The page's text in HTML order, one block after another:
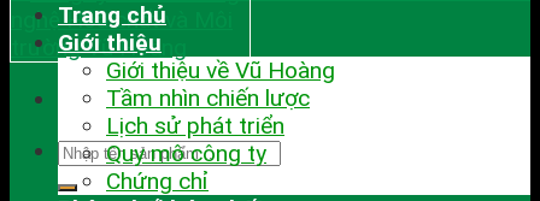
Trang chủ
Giới thiệu
Giới thiệu về Vũ Hoàng
Tầm nhìn chiến lược
Lịch sử phát triển
Quy mô công ty
Chứng chỉ